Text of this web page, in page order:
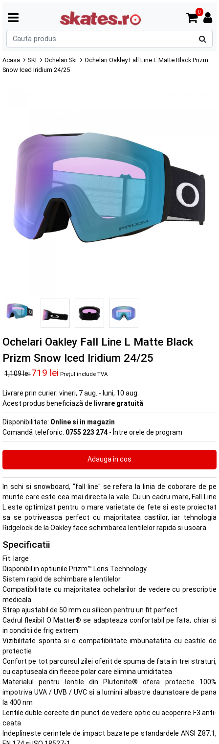
0
Acasa SKI Ochelari Ski
Ochelari Oakley Fall Line L Matte Black Prizm
Snow Iced Iridium 24/25
Ochelari Oakley Fall Line L Matte Black
Prizm Snow Iced Iridium 24/25
1,109 lei719 lei Prețul include TVA
Livrare prin curier: vineri, 7 aug. - luni, 10 aug.
Acest produs beneficiază de livrare gratuită
Disponibilitate: Online si in magazin
Comandă telefonic: 0755 223 274 - Între orele de program
In schi si snowboard, "fall line" se refera la linia de coborare de pe
munte care este cea mai directa la vale. Cu un cadru mare, Fall Line
L este optimizat pentru o mare varietate de fete si este proiectat
sa se potriveasca perfect cu majoritatea castilor, iar tehnologia
Ridgelock de la Oakley face schimbarea lentilelor rapida si usoara.
Specificatii
Fit: large
Disponibil in optiunile Prizm™ Lens Technology
Sistem rapid de schimbare a lentilelor
Compatibilitate cu majoritatea ochelarilor de vedere cu prescriptie
medicala
Strap ajustabil de 50 mm cu silicon pentru un fit perfect
Cadrul flexibil O Matter® se adapteaza confortabil pe fata, chiar si
in conditii de frig extrem
Vizibilitate sporita si o compatibilitate imbunatatita cu castile de
protectie
Confort pe tot parcursul zilei oferit de spuma de fata in trei straturi,
cu captuseala din fleece polar care elimina umiditatea
Materialul pentru lentile din Plutonite® ofera protectie 100%
impotriva UVA / UVB / UVC si a luminii albastre daunatoare de pana
la 400 nm
Lentile duble corecte din punct de vedere optic cu acoperire F3 anti-
ceata
Indeplineste cerintele de impact bazate pe standardele ANSI Z87.1,